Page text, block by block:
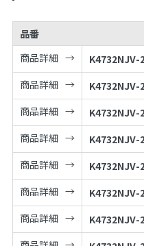
品番
商品詳細
K4732NJV-
商品詳細
K4732NJV-
商品詳細
K4732NJV-
商品詳細
K4732NJV-
商品詳細
K4732NJV-
商品詳細
K4732NJV-
商品詳細
K4732NJV-